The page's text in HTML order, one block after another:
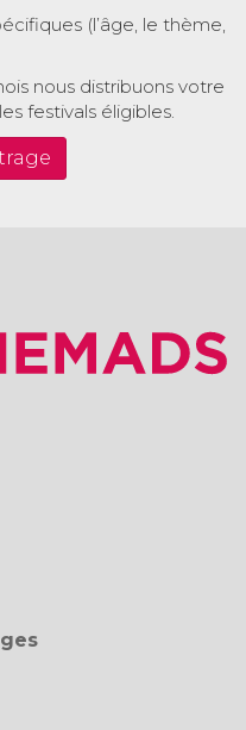
(l’âge, le thème,
nous distribuons votre
festivals éligibles.